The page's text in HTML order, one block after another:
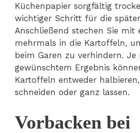
Küchenpapier sorgfältig
wichtiger Schritt für die
Anschließend stechen Sie mit
mehrmals in die Kartoffeln,
beim Garen zu verhindern. Je
gewünschtem Ergebnis
Kartoffeln entweder
schneiden oder ganz lassen.
Vorbacken bei